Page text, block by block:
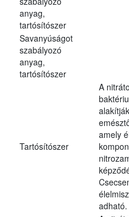
anyag,
tartósítószer
Savanyúságot
szabályozó
anyag,
tartósítószer
Tartósítószer
A
amely
adható.